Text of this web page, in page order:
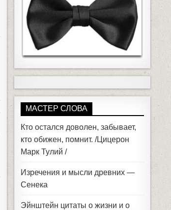
МАСТЕР СЛОВА
кто обижен, помнит. /Цицерон
Марк Тулий /
Сенека